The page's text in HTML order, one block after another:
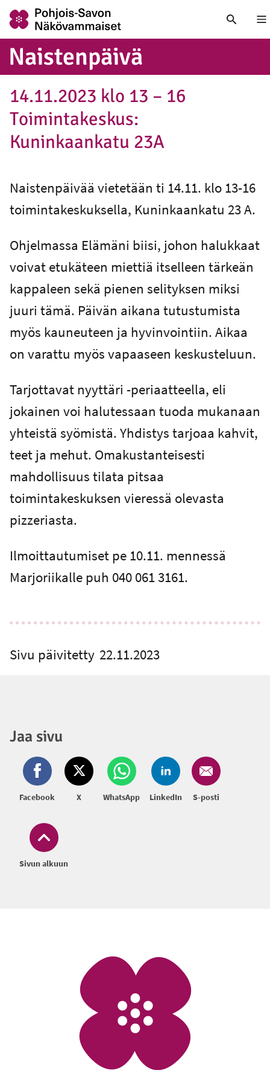
Nais­ten­päi­vä
14.11.2023 klo 13 – 16
Toimintakeskus:
Kuninkaankatu 23A
Naistenpäivää vietetään ti 14.11. klo 13-16
toimintakeskuksella, Kuninkaankatu 23 A.
Ohjelmassa Elämäni biisi, johon halukkaat
voivat etukäteen miettiä itselleen tärkeän
kappaleen sekä pienen selityksen miksi
juuri tämä. Päivän aikana tutustumista
myös kauneuteen ja hyvinvointiin. Aikaa
on varattu myös vapaaseen keskusteluun.
Tarjottavat nyyttäri -periaatteella, eli
jokainen voi halutessaan tuoda mukanaan
yhteistä syömistä. Yhdistys tarjoaa kahvit,
teet ja mehut. Omakustanteisesti
mahdollisuus tilata pitsaa
toimintakeskuksen vieressä olevasta
pizzeriasta.
Ilmoittautumiset pe 10.11. mennessä
Marjoriikalle puh 040 061 3161.
Sivu päivitetty 22.11.2023
Sivun alkuun
Jaa sivu
Facebook X WhatsApp LinkedIn S-posti